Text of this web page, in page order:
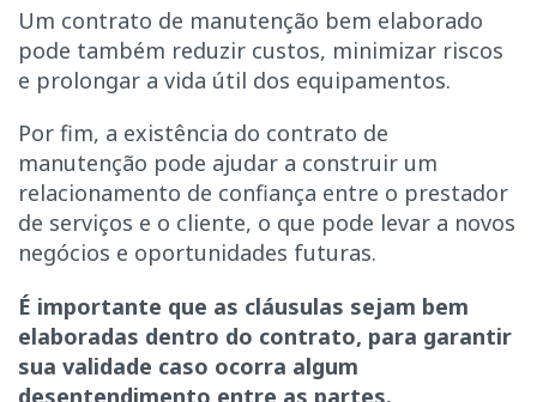
Um contrato de manutenção bem elaborado
pode também reduzir custos, minimizar riscos
e prolongar a vida útil dos equipamentos.
Por fim, a existência do contrato de
manutenção pode ajudar a construir um
relacionamento de confiança entre o prestador
de serviços e o cliente, o que pode levar a novos
negócios e oportunidades futuras.
É importante que as cláusulas sejam bem
elaboradas dentro do contrato, para garantir
sua validade caso ocorra algum